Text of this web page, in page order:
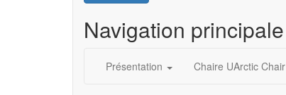
Navigation principale
Présentation Chaire UArctic Chair